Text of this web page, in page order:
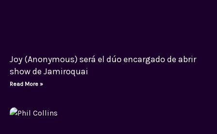
Joy (Anonymous) será el dúo encargado de abrir
show de Jamiroquai
Read More »